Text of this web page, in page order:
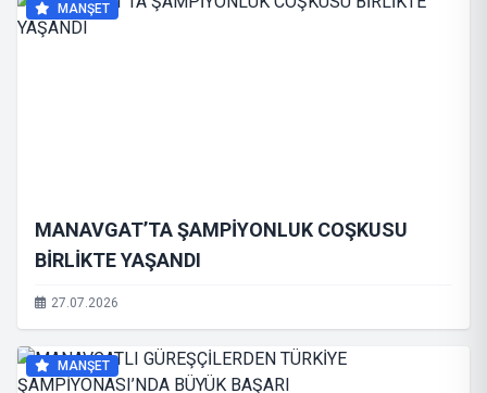
MANŞET
MANAVGAT’TA ŞAMPİYONLUK COŞKUSU
BİRLİKTE YAŞANDI
27.07.2026
MANŞET